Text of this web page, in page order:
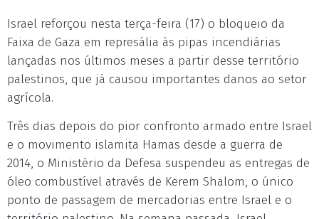
Israel reforçou nesta terça-feira (17) o bloqueio da
Faixa de Gaza em represália às pipas incendiárias
lançadas nos últimos meses a partir desse território
palestinos, que já causou importantes danos ao setor
agrícola.
Três dias depois do pior confronto armado entre Israel
e o movimento islamita Hamas desde a guerra de
2014, o Ministério da Defesa suspendeu as entregas de
óleo combustível através de Kerem Shalom, o único
ponto de passagem de mercadorias entre Israel e o